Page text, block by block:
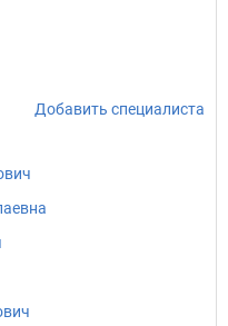
Добавить специалиста